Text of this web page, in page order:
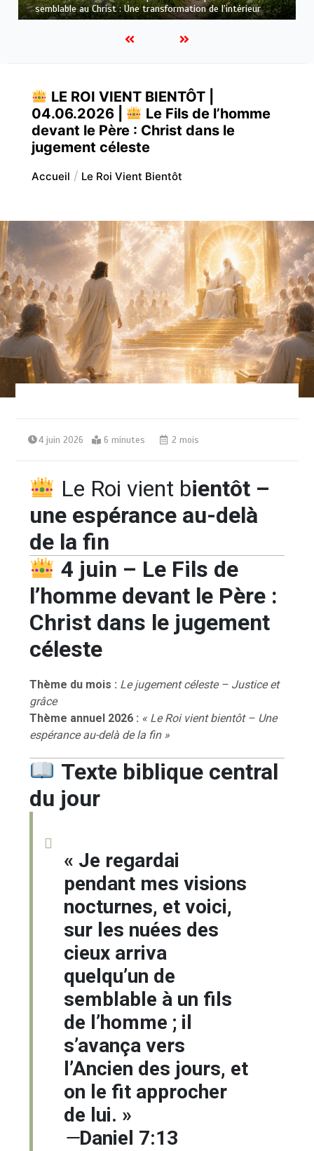
qui purifie : Être prêt pour Jésus
LE ROI VIENT BIENTÔT |
04.06.2026 |
Le Fils de l’homme
devant le Père : Christ dans le
jugement céleste
Accueil Le Roi Vient Bientôt
4 juin 2026 6 minutes 2 mois
Le Roi vient bientôt –
une espérance au-delà
de la fin
4 juin – Le Fils de
l’homme devant le Père :
Christ dans le jugement
céleste
Thème du mois : Le jugement céleste – Justice et
grâce
Thème annuel 2026 : « Le Roi vient bientôt – Une
espérance au-delà de la fin »
Texte biblique central
du jour
« Je regardai
pendant mes visions
nocturnes, et voici,
sur les nuées des
cieux arriva
quelqu’un de
semblable à un fils
de l’homme ; il
s’avança vers
l’Ancien des jours, et
on le fit approcher
de lui. »
—Daniel 7:13